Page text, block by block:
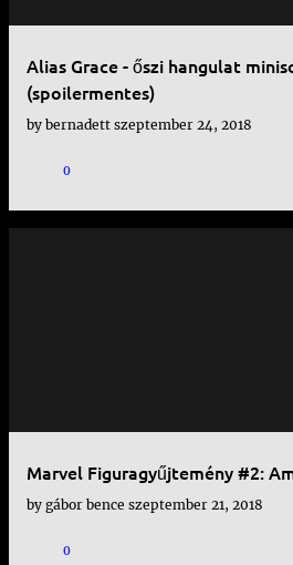
Alias Grace - őszi hangulat
(spoilermentes)
by bernadett szeptember 24, 2018
0
Marvel Figuragyűjtemény #2:
by gábor bence szeptember 21, 2018
0